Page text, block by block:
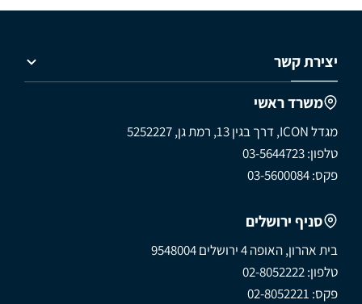
יצירת קשר
משרד ראשי
מגדל ICON, דרך בגין 13, רמת גן, 5252227
טלפון: 03-5644723
פקס: 03-5600084
סניף ירושלים
בית אהרון, האופה 4 ירושלים 9548004
טלפון: 02-8052222
פקס: 02-8052221